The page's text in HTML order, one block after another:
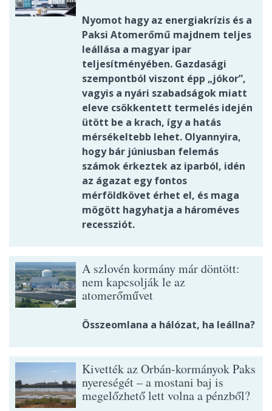
Nyomot hagy az energiakrízis és a
Paksi Atomerőmű majdnem teljes
leállása a magyar ipar
teljesítményében. Gazdasági
szempontból viszont épp „jókor”,
vagyis a nyári szabadságok miatt
eleve csökkentett termelés idején
ütött be a krach, így a hatás
mérsékeltebb lehet. Olyannyira,
hogy bár júniusban felemás
számok érkeztek az iparból, idén
az ágazat egy fontos
mérföldkövet érhet el, és maga
mögött hagyhatja a hároméves
recessziót.
A szlovén kormány már döntött:
nem kapcsolják le az
atomerőművet
Összeomlana a hálózat, ha leállna?
Kivették az Orbán-kormányok Paks
nyereségét – a mostani baj is
megelőzhető lett volna a pénzből?